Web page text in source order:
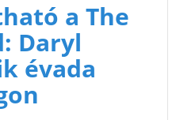
a The
Daryl
évada